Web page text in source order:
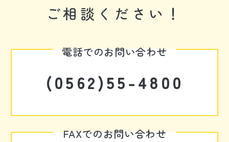
ご相談ください！
電話でのお問い合わせ
(0562)55-4800
FAXでのお問い合わせ